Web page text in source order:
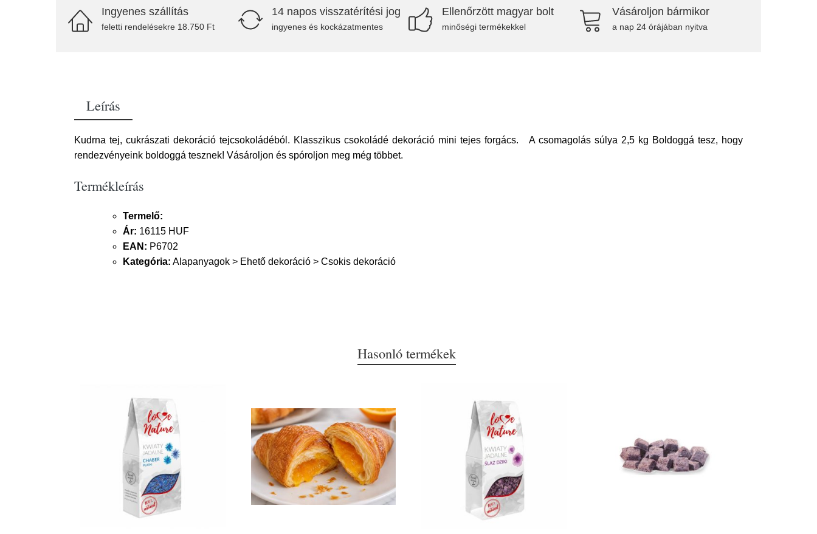
Ingyenes szállítás
feletti rendelésekre 18.750 Ft
14 napos visszatérítési jog
ingyenes és kockázatmentes
Ellenőrzött magyar bolt
minőségi termékekkel
Vásároljon bármikor
a nap 24 órájában nyitva
Leírás
Kudrna tej, cukrászati dekoráció tejcsokoládéból. Klasszikus csokoládé dekoráció mini tejes forgács. A csomagolás súlya 2,5 kg Boldoggá tesz, hogy
rendezvényeink boldoggá tesznek! Vásároljon és spóroljon meg még többet.
Termékleírás
Termelő:
Ár: 16115 HUF
EAN: P6702
Kategória: Alapanyagok > Ehető dekoráció > Csokis dekoráció
Hasonló termékek